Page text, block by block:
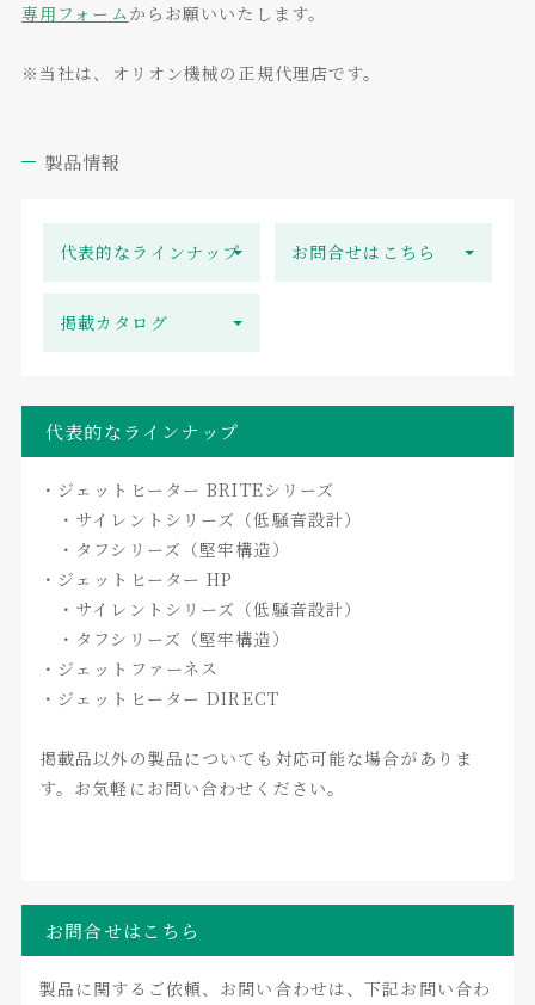
専用フォーム からお願いいたします。
※当社は、オリオン機械の正規代理店です。
製品情報
代表的なラインナップ お問合せはこちら
掲載カタログ
代表的なラインナップ
・ジェットヒーター BRITEシリーズ
・サイレントシリーズ（低騒音設計）
・タフシリーズ（堅牢構造）
・ジェットヒーター HP
・サイレントシリーズ（低騒音設計）
・タフシリーズ（堅牢構造）
・ジェットファーネス
・ジェットヒーター DIRECT
掲載品以外の製品についても対応可能な場合がありま
す。お気軽にお問い合わせください。
お問合せはこちら
製品に関するご依頼、お問い合わせは、下記お問い合わ